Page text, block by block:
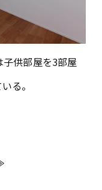
供部屋を3部屋
る。